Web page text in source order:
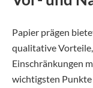
Papier prägen
qualitative
Einschränkungen
wichtigsten Punkte